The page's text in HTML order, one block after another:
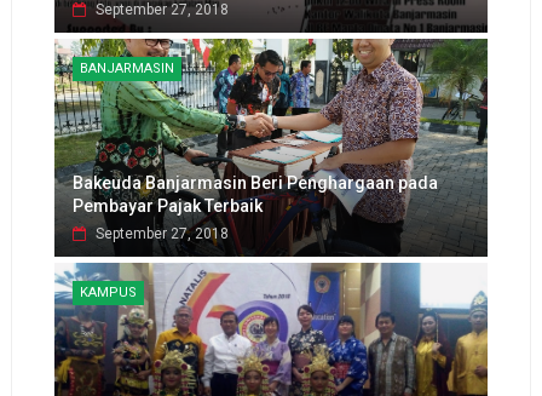
September 27, 2018
BANJARMASIN
Bakeuda Banjarmasin Beri Penghargaan pada
Pembayar Pajak Terbaik
September 27, 2018
KAMPUS